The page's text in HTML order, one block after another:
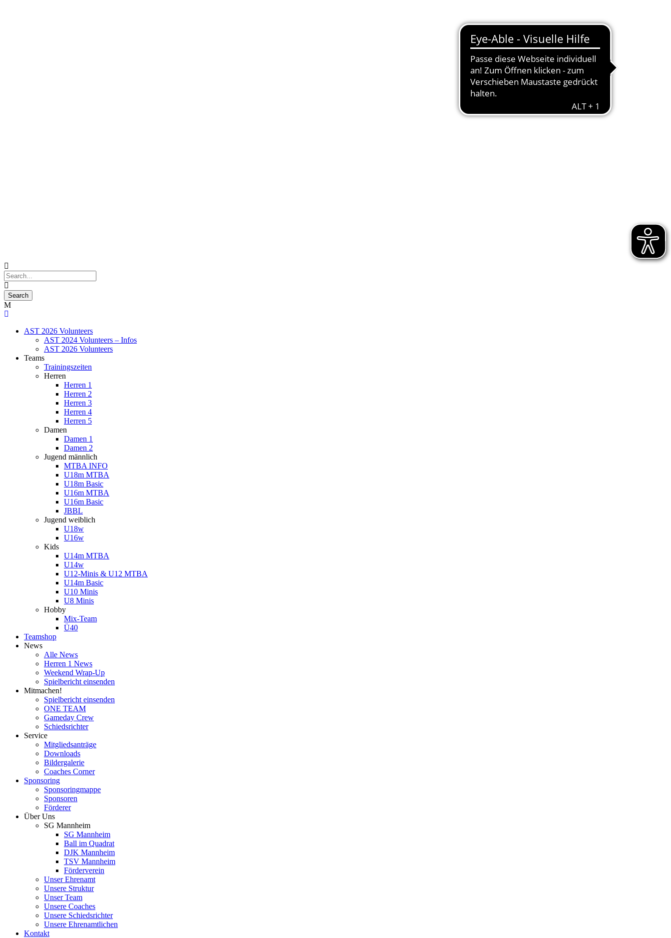
AST 2026 Volunteers
AST 2024 Volunteers – Infos
AST 2026 Volunteers
Teams
Trainingszeiten
Herren
Herren 1
Herren 2
Herren 3
Herren 4
Herren 5
Damen
Damen 1
Damen 2
Jugend männlich
MTBA INFO
U18m MTBA
U18m Basic
U16m MTBA
U16m Basic
JBBL
Jugend weiblich
U18w
U16w
Kids
U14m MTBA
U14w
U12-Minis & U12 MTBA
U14m Basic
U10 Minis
U8 Minis
Hobby
Mix-Team
Ü40
Teamshop
News
Alle News
Herren 1 News
Weekend Wrap-Up
Spielbericht einsenden
Mitmachen!
Spielbericht einsenden
ONE TEAM
Gameday Crew
Schiedsrichter
Service
Mitgliedsanträge
Downloads
Bildergalerie
Coaches Corner
Sponsoring
Sponsoringmappe
Sponsoren
Förderer
Über Uns
SG Mannheim
SG Mannheim
Ball im Quadrat
DJK Mannheim
TSV Mannheim
Förderverein
Unser Ehrenamt
Unsere Struktur
Unser Team
Unsere Coaches
Unsere Schiedsrichter
Unsere Ehrenamtlichen
Kontakt